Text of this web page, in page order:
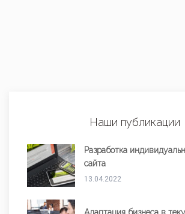
Наши публикации
Разработка
сайта
13.04.2022